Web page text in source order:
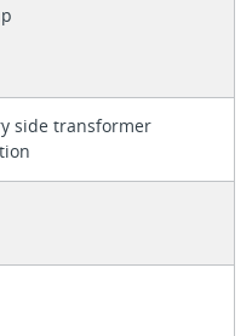
side transformer